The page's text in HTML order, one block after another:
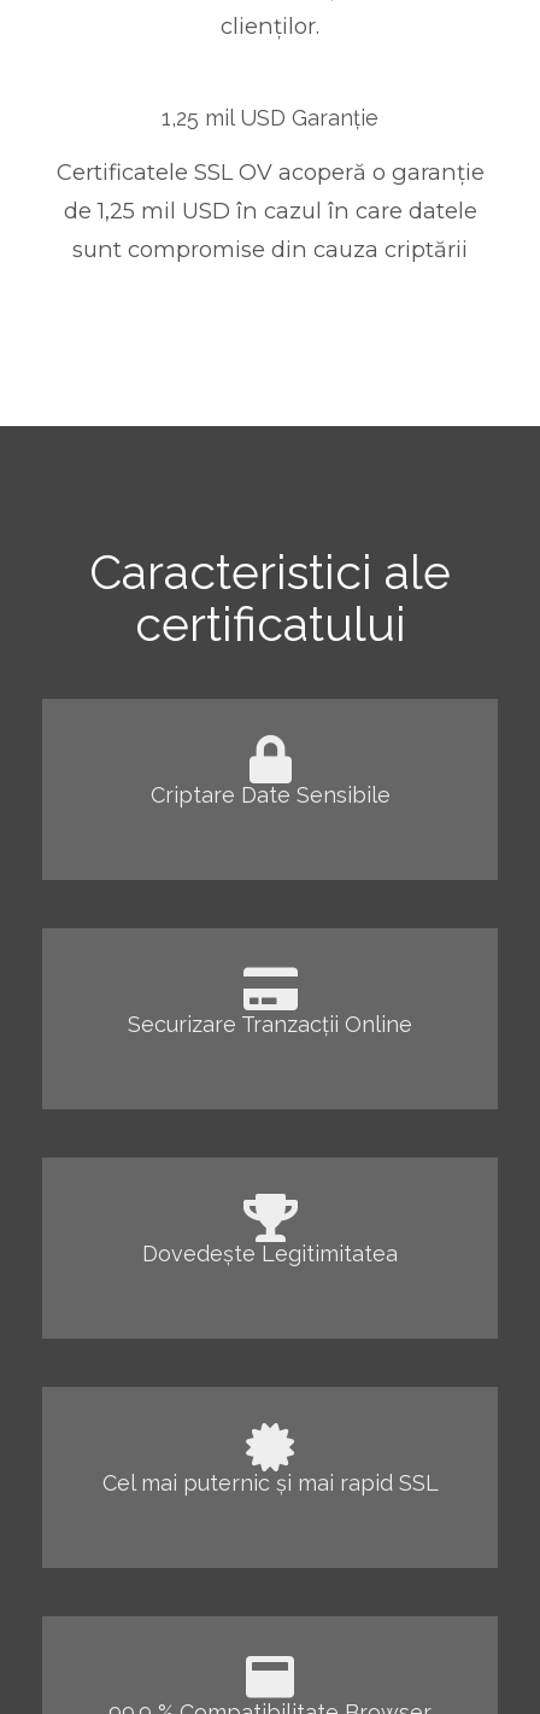
clienților.
1,25 mil USD Garanție
Certificatele SSL OV acoperă o garanție
de 1,25 mil USD în cazul în care datele
sunt compromise din cauza criptării
Caracteristici ale
certificatului
Criptare Date Sensibile
Securizare Tranzacții Online
Dovedește Legitimitatea
Cel mai puternic și mai rapid SSL